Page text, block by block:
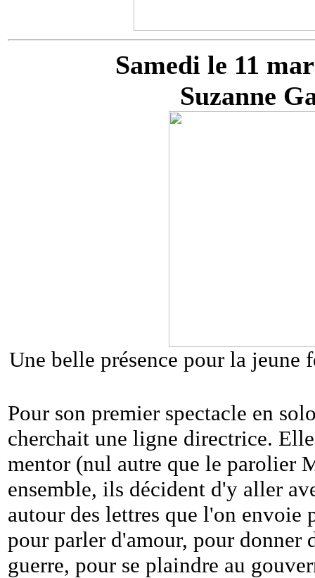
Samedi le 11
Suzanne
Une belle présence pour la jeune
Pour son premier spectacle en
cherchait une ligne directrice.
mentor (nul autre que le parolier
ensemble, ils décident d'y aller
autour des lettres que l'on envoie
pour parler d'amour, pour donner
guerre, pour se plaindre au